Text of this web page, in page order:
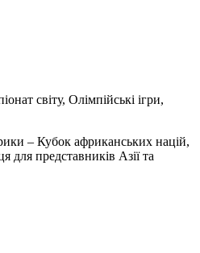
світу, Олімпійські ігри,
– Кубок африканських націй,
для представників Азії та